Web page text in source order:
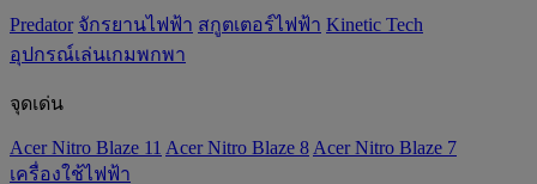
Predator จักรยานไฟฟ้า สกูตเตอร์ไฟฟ้า Kinetic Tech
อุปกรณ์เล่นเกมพกพา
จุดเด่น
Acer Nitro Blaze 11 Acer Nitro Blaze 8 Acer Nitro Blaze 7
เครื่องใช้ไฟฟ้า